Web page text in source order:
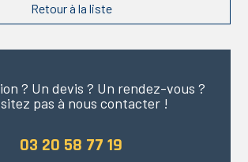
Retour à la liste
? Un devis ? Un rendez-vous ?
pas à nous contacter !
03 20 58 77 19